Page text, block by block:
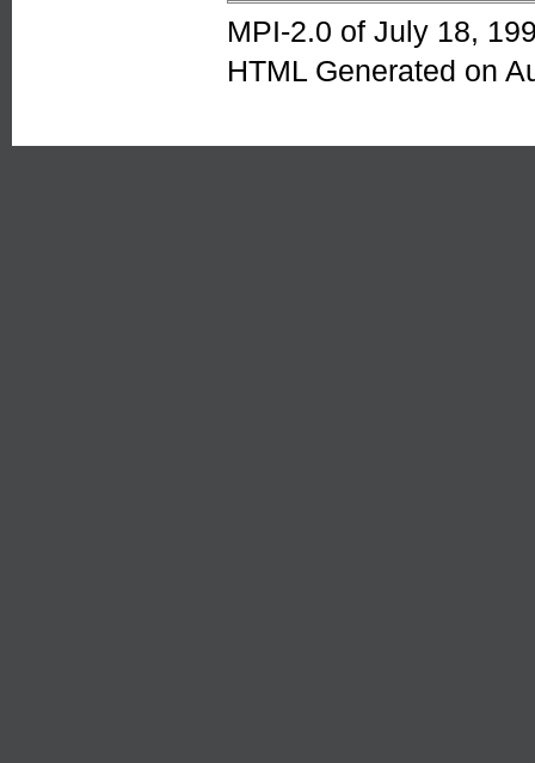
MPI-2.0 of July 18,
HTML Generated on